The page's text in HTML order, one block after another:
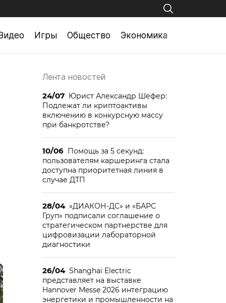
Игры Общество Экономика
Лента новостей
24/07 Юрист Александр Шефер:
Подлежат ли криптоактивы
включению в конкурсную массу
при банкротстве?
10/06 Помощь за 5 секунд:
пользователям каршеринга стала
доступна приоритетная линия в
случае ДТП
28/04 «ДИАКОН-ДС» и «БАРС
Груп» подписали соглашение о
стратегическом партнерстве для
цифровизации лабораторной
диагностики
26/04 Shanghai Electric
представляет на выставке
Hannover Messe 2026 интеграцию
энергетики и промышленности на